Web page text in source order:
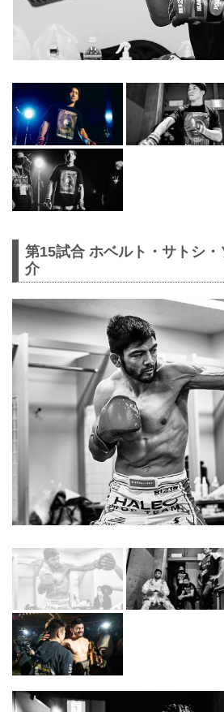
第15試合 ホベルト・サトシ
介